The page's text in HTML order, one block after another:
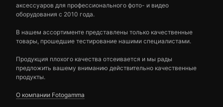
аксессуаров для профессионального фото- и видео
оборудования с 2010 года.
В нашем ассортименте представлены только качественные
товары, прошедшие тестирование нашими специалистами.
Продукция плохого качества отсеивается и мы рады
предложить вашему вниманию действительно качественные
продукты.
О компании Fotogamma